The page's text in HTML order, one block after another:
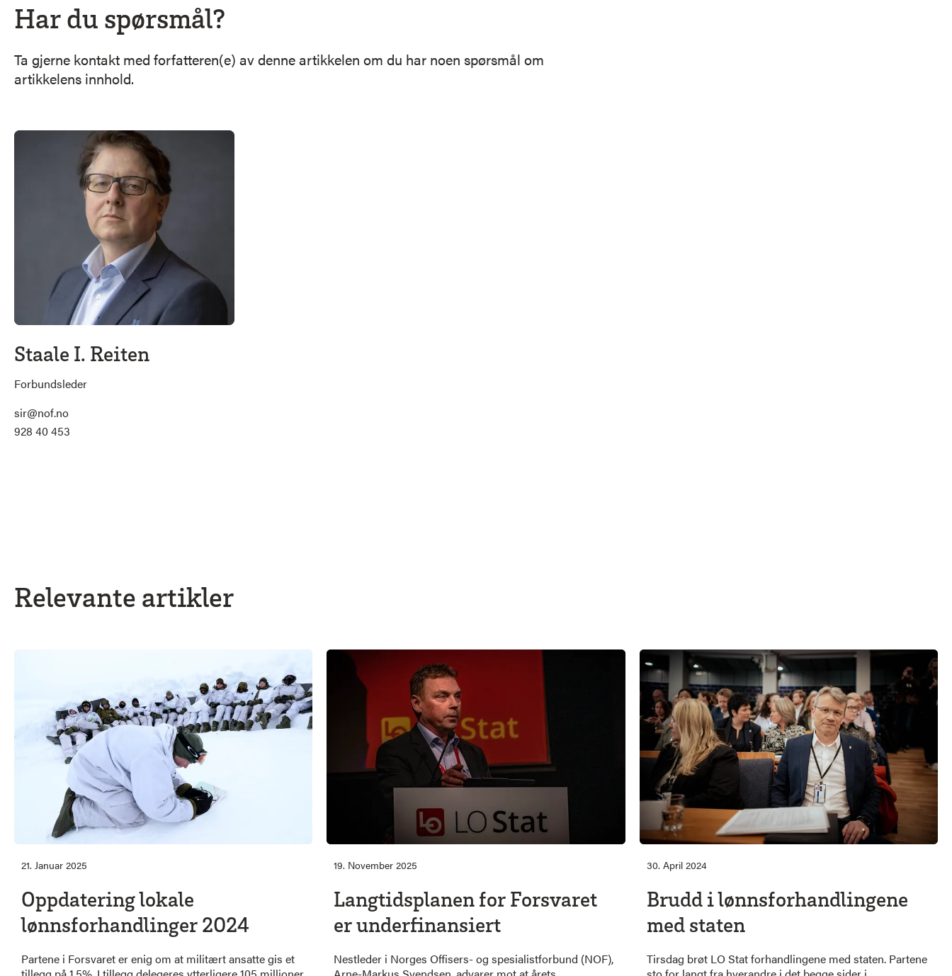
Har du spørsmål?
Ta gjerne kontakt med forfatteren(e) av denne artikkelen om du har noen spørsmål om
artikkelens innhold.
Staale I. Reiten
Forbundsleder
sir@nof.no
928 40 453
Relevante artikler
21. Januar 2025
Oppdatering lokale
lønnsforhandlinger 2024
Partene i Forsvaret er enig om at militært ansatte gis et
19. November 2025
Langtidsplanen for Forsvaret
er underfinansiert
Nestleder i Norges Offisers- og spesialistforbund (NOF),
30. April 2024
Brudd i lønnsforhandlingene
med staten
Tirsdag brøt LO Stat forhandlingene med staten. Partene